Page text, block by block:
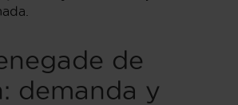
de
demanda y